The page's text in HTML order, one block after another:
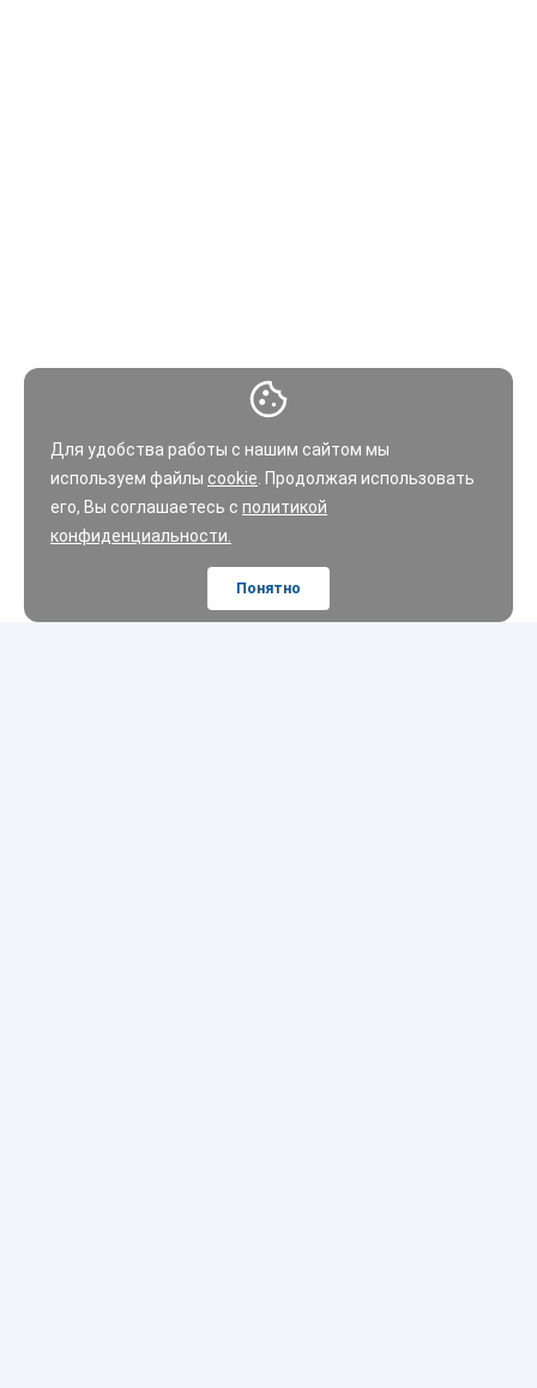
Для удобства работы с нашим сайтом мы
используем файлы cookie . Продолжая использовать
его, Вы соглашаетесь с политикой
конфиденциальности.
Понятно